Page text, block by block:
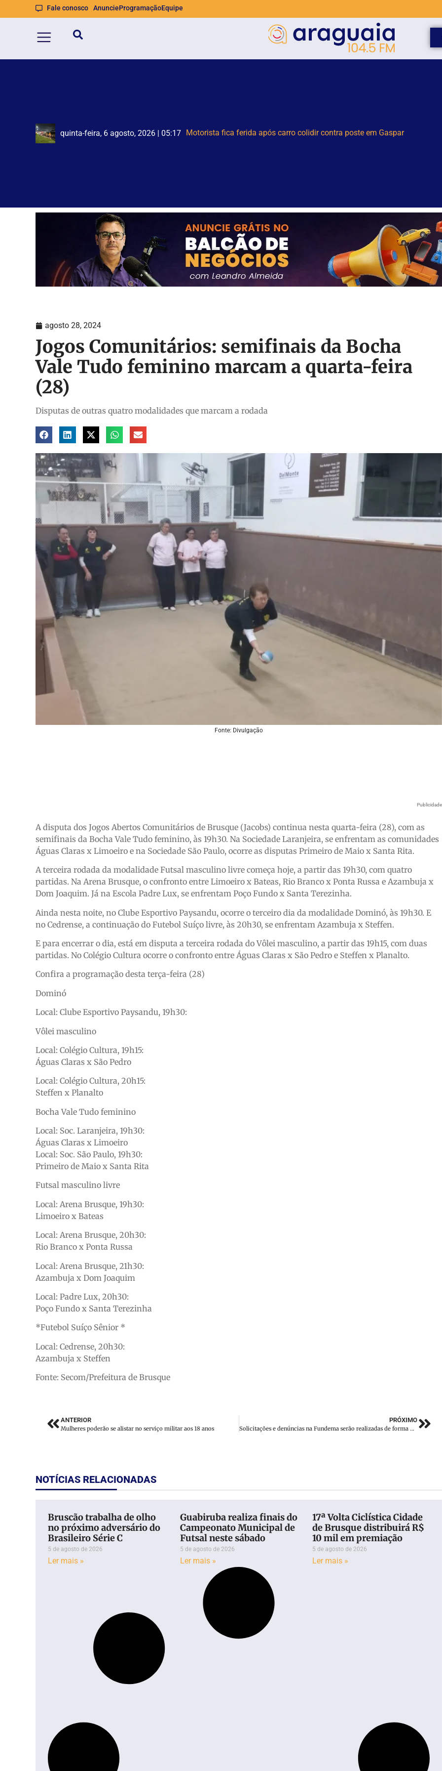
Fale conosco AnuncieProgramaçãoEquipe
quinta-feira, 6 agosto, 2026 | 05:17
quinta-feira, 6 agosto, 2026 | 05:11 Big Ban
Bombeiros capturam jararacuçu em pátio de residência no Bairro Águas
agosto 28, 2024
Jogos Comunitários: semifinais da Bocha
Vale Tudo feminino marcam a quarta-feira
(28)
Disputas de outras quatro modalidades que marcam a rodada
Fonte: Divulgação
Publicidade
A disputa dos Jogos Abertos Comunitários de Brusque (Jacobs) continua nesta quarta-feira (28), com as
semifinais da Bocha Vale Tudo feminino, às 19h30. Na Sociedade Laranjeira, se enfrentam as comunidades
Águas Claras x Limoeiro e na Sociedade São Paulo, ocorre as disputas Primeiro de Maio x Santa Rita.
A terceira rodada da modalidade Futsal masculino livre começa hoje, a partir das 19h30, com quatro
partidas. Na Arena Brusque, o confronto entre Limoeiro x Bateas, Rio Branco x Ponta Russa e Azambuja x
Dom Joaquim. Já na Escola Padre Lux, se enfrentam Poço Fundo x Santa Terezinha.
Ainda nesta noite, no Clube Esportivo Paysandu, ocorre o terceiro dia da modalidade Dominó, às 19h30. E
no Cedrense, a continuação do Futebol Suíço livre, às 20h30, se enfrentam Azambuja x Steffen.
E para encerrar o dia, está em disputa a terceira rodada do Vôlei masculino, a partir das 19h15, com duas
partidas. No Colégio Cultura ocorre o confronto entre Águas Claras x São Pedro e Steffen x Planalto.
Confira a programação desta terça-feira (28)
Dominó
Local: Clube Esportivo Paysandu, 19h30:
Vôlei masculino
Local: Colégio Cultura, 19h15:
Águas Claras x São Pedro
Local: Colégio Cultura, 20h15:
Steffen x Planalto
Bocha Vale Tudo feminino
Local: Soc. Laranjeira, 19h30:
Águas Claras x Limoeiro
Local: Soc. São Paulo, 19h30:
Primeiro de Maio x Santa Rita
Futsal masculino livre
Local: Arena Brusque, 19h30:
Limoeiro x Bateas
Local: Arena Brusque, 20h30:
Rio Branco x Ponta Russa
Local: Arena Brusque, 21h30:
Azambuja x Dom Joaquim
Local: Padre Lux, 20h30:
Poço Fundo x Santa Terezinha
*Futebol Suíço Sênior *
Local: Cedrense, 20h30:
Azambuja x Steffen
Fonte: Secom/Prefeitura de Brusque
ANTERIOR
Mulheres poderão se alistar no serviço militar aos 18 anos
PRÓXIMO
Solicitações e denúncias na Fundema serão realizadas de forma digital
NOTÍCIAS RELACIONADAS
Bruscão trabalha de olho
no próximo adversário do
Brasileiro Série C
5 de agosto de 2026
Ler mais »
Guabiruba realiza finais do
Campeonato Municipal de
Futsal neste sábado
5 de agosto de 2026
Ler mais »
17ª Volta Ciclística Cidade
de Brusque distribuirá R$
10 mil em premiação
5 de agosto de 2026
Ler mais »